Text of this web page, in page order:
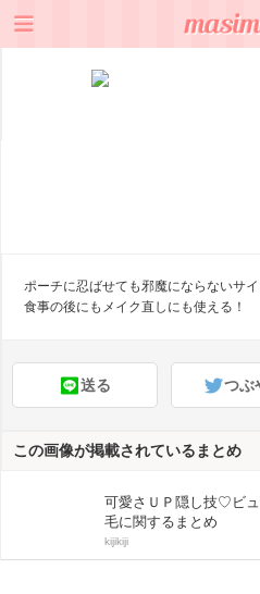
ポーチに忍ばせても邪魔にならないサイ
食事の後にもメイク直しにも使える！
送る つぶ
この画像が掲載されているまとめ
可愛さＵＰ隠し技♡ビ
毛に関するまとめ
kijikiji